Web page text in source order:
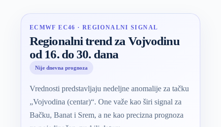
ECMWF EC46 · REGIONALNI SIGNAL
Regionalni trend za Vojvodinu
od 16. do 30. dana
Nije dnevna prognoza
Vrednosti predstavljaju nedeljne anomalije za tačku
„Vojvodina (centar)“. One važe kao širi signal za
Bačku, Banat i Srem, a ne kao precizna prognoza